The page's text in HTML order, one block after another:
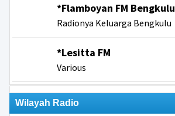
*Flamboyan FM Bengkulu
Radionya Keluarga Bengkulu
*Lesitta FM
Various
Wilayah Radio